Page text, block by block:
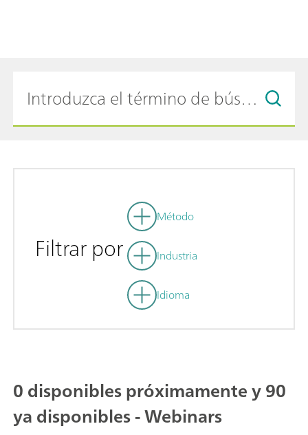
Filtrar por
Método
Industria
Idioma
0 disponibles próximamente y 90
ya disponibles - Webinars